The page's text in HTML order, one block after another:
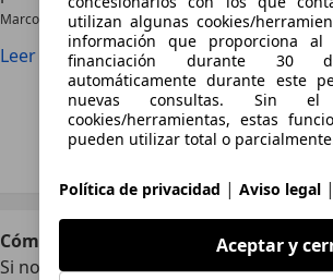
utilizan algunas cookies/
información que proporciona
financiación durante 30
automáticamente durante este
nuevas consultas. Sin
cookies/herramientas, estas
pueden utilizar total o
Política de privacidad | Aviso legal |
Aceptar y
Marcos Diego · 19/11/2024 · 3 minutos de lectura
Leer más
Cómo purgar los frenos
Si no quieres tener un susto con el